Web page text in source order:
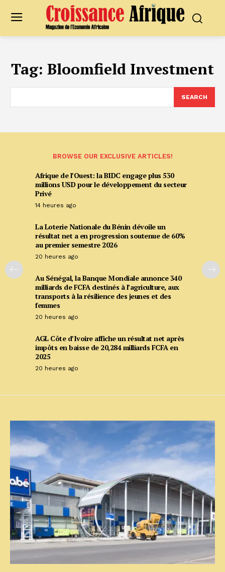
Tag: Bloomfield Investment
SEARCH
BROWSE OUR EXCLUSIVE ARTICLES!
Afrique de l’Ouest: la BIDC engage plus 530
millions USD pour le développement du secteur
Privé
14 heures ago
La Loterie Nationale du Bénin dévoile un
résultat net a en progression soutenue de 60%
au premier semestre 2026
20 heures ago
Au Sénégal, la Banque Mondiale annonce 340
milliards de FCFA destinés à l’agriculture, aux
transports à la résilience des jeunes et des
femmes
20 heures ago
AGL Côte d’Ivoire affiche un résultat net après
impôts en baisse de 20,284 milliards FCFA en
2025
20 heures ago